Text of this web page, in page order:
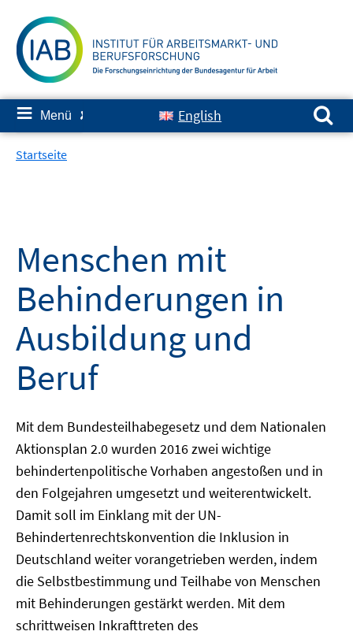
zum
Inhalt
≡ Menü ✘ English
Suchen nach:
Startseite
Menschen mit
Behinderungen in
Ausbildung und
Beruf
Mit dem Bundesteilhabegesetz und dem Nationalen
Aktionsplan 2.0 wurden 2016 zwei wichtige
behindertenpolitische Vorhaben angestoßen und in
den Folgejahren umgesetzt und weiterentwickelt.
Damit soll im Einklang mit der UN-
Behindertenrechtskonvention die Inklusion in
Deutschland weiter vorangetrieben werden, indem
die Selbstbestimmung und Teilhabe von Menschen
mit Behinderungen gestärkt werden. Mit dem
schrittweisen Inkrafttreten des